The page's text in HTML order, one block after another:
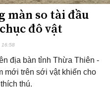
màn so tài đầu
đô vật
16:58
địa bàn tỉnh Thừa Thiên -
mới trên sới vật khiến cho
thú.